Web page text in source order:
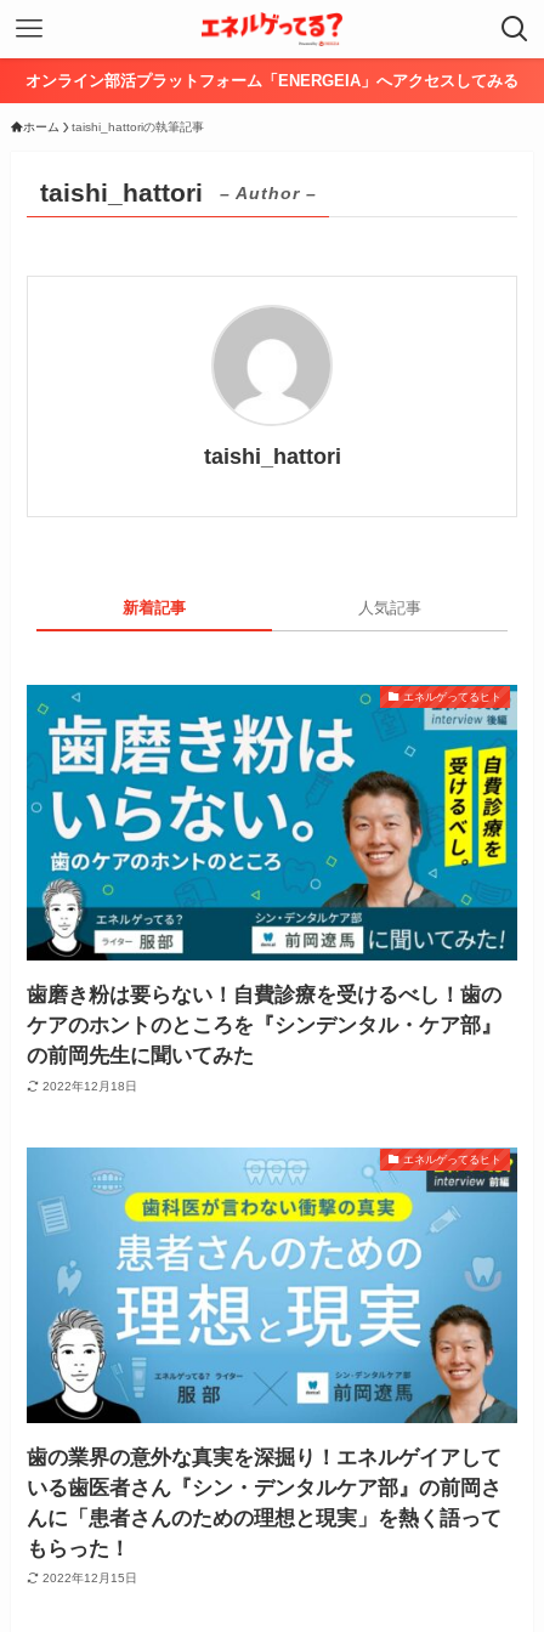
オンライン部活プラットフォーム「ENERGEIA」へアクセスしてみる
ホーム taishi_hattoriの執筆記事
taishi_hattori – Author –
taishi_hattori
新着記事 人気記事
エネルゲってるヒト
歯磨き粉は要らない！自費診療を受けるべし！歯の
ケアのホントのところを『シンデンタル・ケア部』
の前岡先生に聞いてみた
2022年12月18日
エネルゲってるヒト
歯の業界の意外な真実を深掘り！エネルゲイアして
いる歯医者さん『シン・デンタルケア部』の前岡さ
んに「患者さんのための理想と現実」を熱く語って
もらった！
2022年12月15日